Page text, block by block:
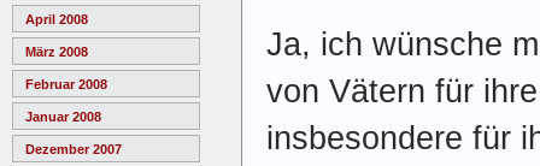
April 2008
März 2008
Februar 2008
Januar 2008
Dezember 2007
Ja, ich wünsche
von Vätern für
insbesondere für